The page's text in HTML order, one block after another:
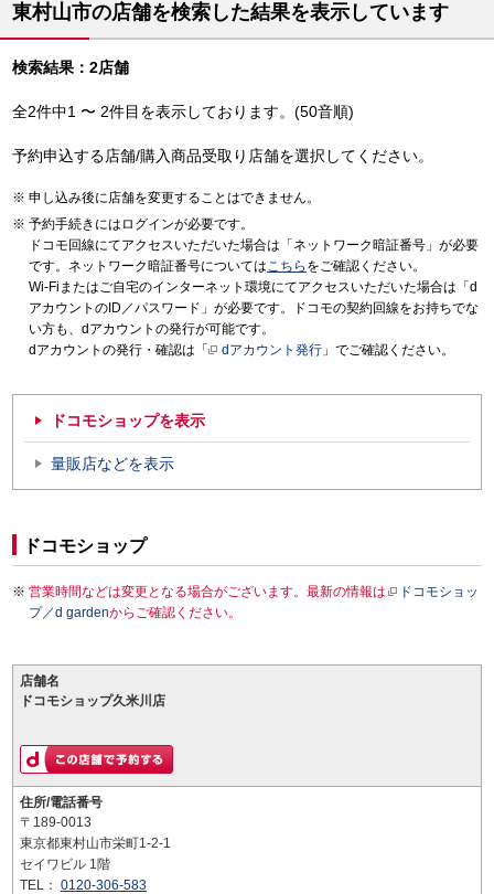
東村山市の店舗を検索した結果を表示しています
検索結果：2店舗
全2件中1 〜 2件目を表示しております。(50音順)
予約申込する店舗/購入商品受取り店舗を選択してください。
申し込み後に店舗を変更することはできません。
予約手続きにはログインが必要です。
ドコモ回線にてアクセスいただいた場合は「ネットワーク暗証番号」が必要
です。ネットワーク暗証番号についてはこちら をご確認ください。
Wi-Fiまたはご自宅のインターネット環境にてアクセスいただいた場合は「d
アカウントのID／パスワード」が必要です。ドコモの契約回線をお持ちでな
い方も、dアカウントの発行が可能です。
dアカウントの発行・確認は「
dアカウント発行 」でご確認ください。
ドコモショップを表示
量販店などを表示
ドコモショップ
営業時間などは変更となる場合がございます。最新の情報は
ドコモショッ
プ／d gardenからご確認ください。
店舗名
ドコモショップ久米川店
住所/電話番号
〒189-0013
東京都東村山市栄町1-2-1
セイワビル 1階
TEL： 0120-306-583